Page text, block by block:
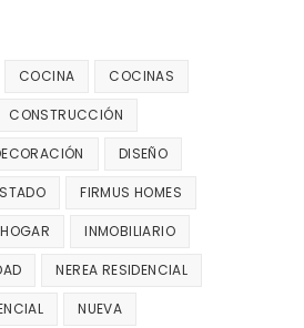
COCINA COCINAS
CONSTRUCCIÓN
DISEÑO
FIRMUS HOMES
HOGAR INMOBILIARIO
NEREA RESIDENCIAL
NUEVA